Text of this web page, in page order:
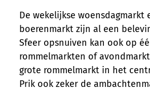
De wekelijkse woensdagmarkt
boerenmarkt zijn al een
Sfeer opsnuiven kan ook op
rommelmarkten of
grote rommelmarkt in het
Prik ook zeker de